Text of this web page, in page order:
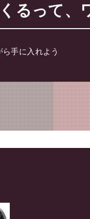
るって、
手に入れよう